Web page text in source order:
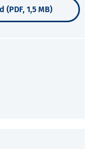
1,5 MB)